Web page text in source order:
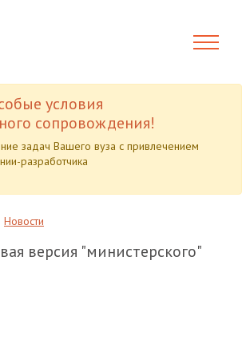
условия
сопровождения!
задач Вашего вуза с привлечением
разработчика
Новости
версия "министерского"